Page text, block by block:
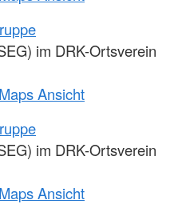
im DRK-Ortsverein
Ansicht
im DRK-Ortsverein
Ansicht